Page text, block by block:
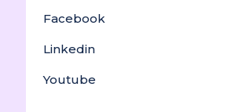
Facebook
Linkedin
Youtube